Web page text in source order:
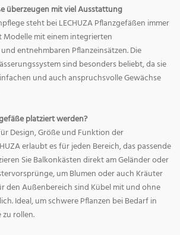
überzeugen mit viel Ausstattung
steht bei LECHUZA Pflanzgefäßen immer
mit einem integrierten
entnehmbaren Pflanzeinsätzen. Die
sind besonders beliebt, da sie
und auch anspruchsvolle Gewächse
platziert werden?
Design, Größe und Funktion der
erlaubt es für jeden Bereich, das passende
Sie Balkonkästen direkt am Geländer oder
um Blumen oder auch Kräuter
den Außenbereich sind Kübel mit und ohne
Ideal, um schwere Pflanzen bei Bedarf in
zu rollen.